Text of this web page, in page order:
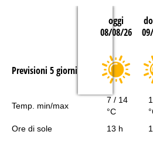
oggi
08/08/26
Previsioni 5 giorni
Temp. min/max
7 / 14
°C
Ore di sole
13 h